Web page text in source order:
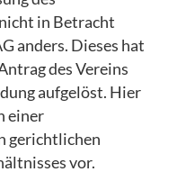
in Betracht
anders. Dieses hat
des Vereins
aufgelöst. Hier
einer
gerichtlichen
vor.